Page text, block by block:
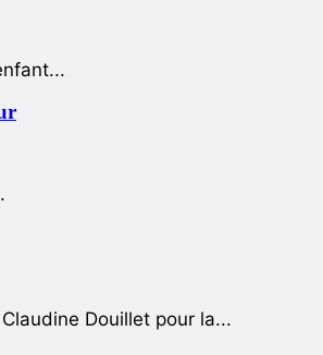
Douillet pour la...